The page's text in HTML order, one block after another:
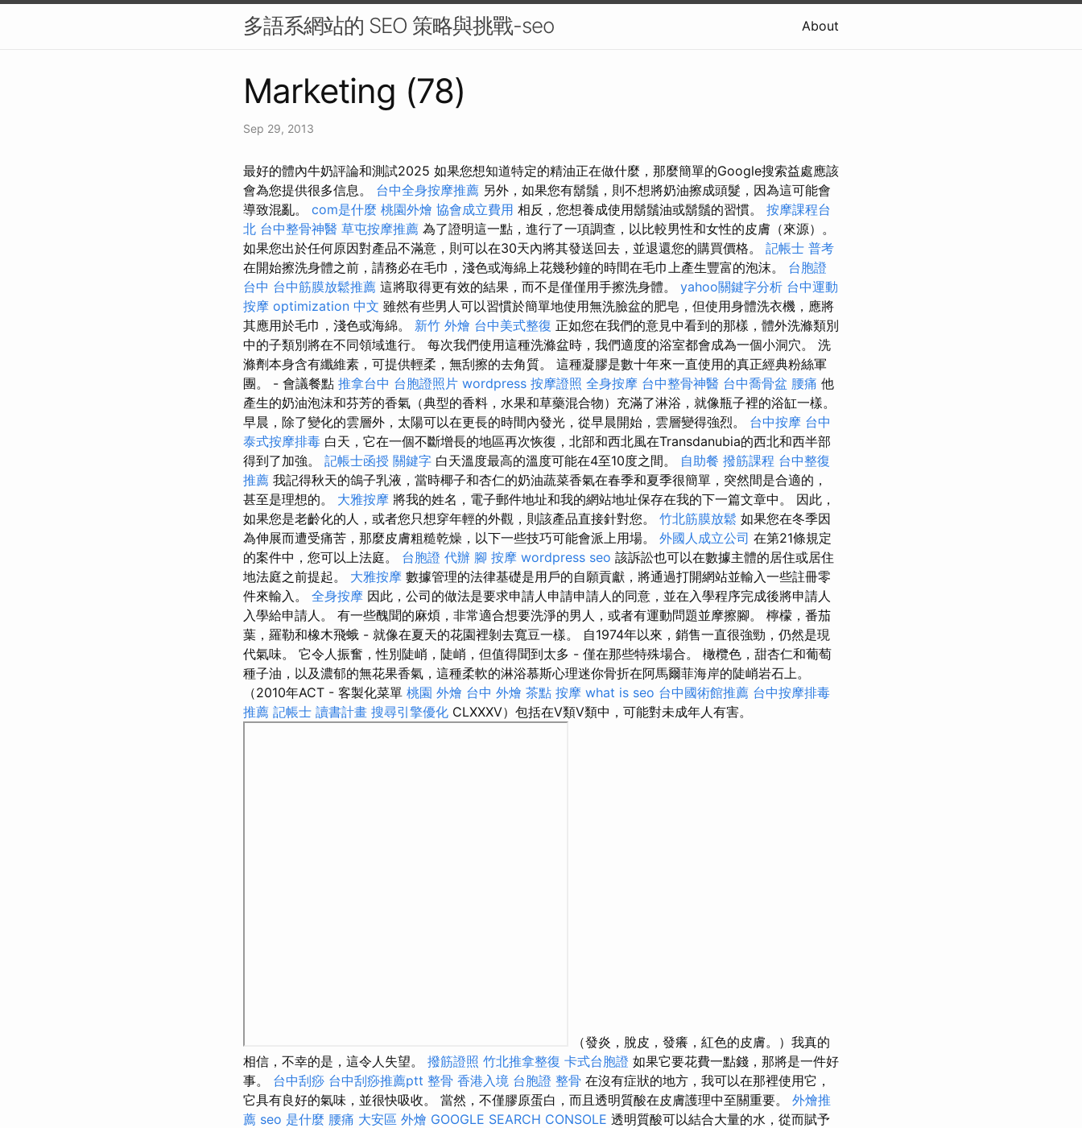
多語系網站的 SEO 策略與挑戰-seo About
Marketing (78)
Sep 29, 2013
最好的體內牛奶評論和測試2025 如果您想知道特定的精油正在做什麼，那麼簡單的Google搜索益處應該
會為您提供很多信息。 台中全身按摩推薦 另外，如果您有鬍鬚，則不想將奶油擦成頭髮，因為這可能會
導致混亂。 com是什麼 桃園外燴 協會成立費用 相反，您想養成使用鬍鬚油或鬍鬚的習慣。 按摩課程台
北 台中整骨神醫 草屯按摩推薦 為了證明這一點，進行了一項調查，以比較男性和女性的皮膚（來源）。
如果您出於任何原因對產品不滿意，則可以在30天內將其發送回去，並退還您的購買價格。 記帳士 普考
在開始擦洗身體之前，請務必在毛巾，淺色或海綿上花幾秒鐘的時間在毛巾上產生豐富的泡沫。 台胞證
台中 台中筋膜放鬆推薦 這將取得更有效的結果，而不是僅僅用手擦洗身體。 yahoo關鍵字分析 台中運動
按摩 optimization 中文 雖然有些男人可以習慣於簡單地使用無洗臉盆的肥皂，但使用身體洗衣機，應將
其應用於毛巾，淺色或海綿。 新竹 外燴 台中美式整復 正如您在我們的意見中看到的那樣，體外洗滌類別
中的子類別將在不同領域進行。 每次我們使用這種洗滌盆時，我們適度的浴室都會成為一個小洞穴。 洗
滌劑本身含有纖維素，可提供輕柔，無刮擦的去角質。 這種凝膠是數十年來一直使用的真正經典粉絲軍
團。 - 會議餐點 推拿台中 台胞證照片 wordpress 按摩證照 全身按摩 台中整骨神醫 台中喬骨盆 腰痛 他
產生的奶油泡沫和芬芳的香氣（典型的香料，水果和草藥混合物）充滿了淋浴，就像瓶子裡的浴缸一樣。
早晨，除了變化的雲層外，太陽可以在更長的時間內發光，從早晨開始，雲層變得強烈。 台中按摩 台中
泰式按摩排毒 白天，它在一個不斷增長的地區再次恢復，北部和西北風在Transdanubia的西北和西半部
得到了加強。 記帳士函授 關鍵字 白天溫度最高的溫度可能在4至10度之間。 自助餐 撥筋課程 台中整復
推薦 我記得秋天的鴿子乳液，當時椰子和杏仁的奶油蔬菜香氣在春季和夏季很簡單，突然間是合適的，
甚至是理想的。 大雅按摩 將我的姓名，電子郵件地址和我的網站地址保存在我的下一篇文章中。 因此，
如果您是老齡化的人，或者您只想穿年輕的外觀，則該產品直接針對您。 竹北筋膜放鬆 如果您在冬季因
為伸展而遭受痛苦，那麼皮膚粗糙乾燥，以下一些技巧可能會派上用場。 外國人成立公司 在第21條規定
的案件中，您可以上法庭。 台胞證 代辦 腳 按摩 wordpress seo 該訴訟也可以在數據主體的居住或居住
地法庭之前提起。 大雅按摩 數據管理的法律基礎是用戶的自願貢獻，將通過打開網站並輸入一些註冊零
件來輸入。 全身按摩 因此，公司的做法是要求申請人申請申請人的同意，並在入學程序完成後將申請人
入學給申請人。 有一些醜聞的麻煩，非常適合想要洗淨的男人，或者有運動問題並摩擦腳。 檸檬，番茄
葉，羅勒和橡木飛蛾 - 就像在夏天的花園裡剝去寬豆一樣。 自1974年以來，銷售一直很強勁，仍然是現
代氣味。 它令人振奮，性別陡峭，陡峭，但值得聞到太多 - 僅在那些特殊場合。 橄欖色，甜杏仁和葡萄
種子油，以及濃郁的無花果香氣，這種柔軟的淋浴慕斯心理迷你骨折在阿馬爾菲海岸的陡峭岩石上。
（2010年ACT - 客製化菜單 桃園 外燴 台中 外燴 茶點 按摩 what is seo 台中國術館推薦 台中按摩排毒
推薦 記帳士 讀書計畫 搜尋引擎優化 CLXXXV）包括在V類V類中，可能對未成年人有害。
（發炎，脫皮，發癢，紅色的皮膚。）我真的
相信，不幸的是，這令人失望。 撥筋證照 竹北推拿整復 卡式台胞證 如果它要花費一點錢，那將是一件好
事。 台中刮痧 台中刮痧推薦ptt 整骨 香港入境 台胞證 整骨 在沒有症狀的地方，我可以在那裡使用它，
它具有良好的氣味，並很快吸收。 當然，不僅膠原蛋白，而且透明質酸在皮膚護理中至關重要。 外燴推
薦 seo 是什麼 腰痛 大安區 外燴 GOOGLE SEARCH CONSOLE 透明質酸可以結合大量的水，從而賦予